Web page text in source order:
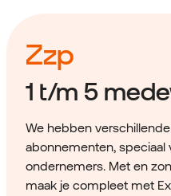
Zzp
1 t/m 5
We hebben
abonnementen, speciaal
ondernemers. Met en
maak je compleet met